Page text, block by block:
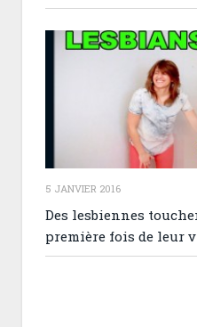
5 JANVIER 2016
Des lesbiennes
première fois de leur